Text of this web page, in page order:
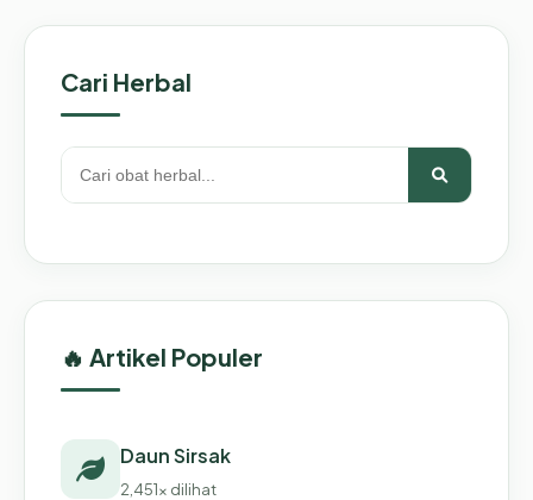
Cari Herbal
🔥 Artikel Populer
Daun Sirsak
2,451x dilihat